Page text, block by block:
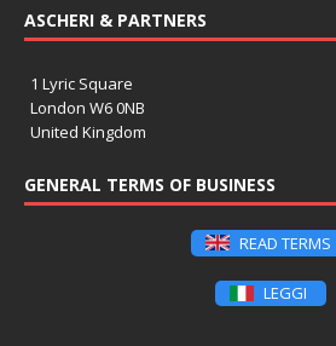
ASCHERI & PARTNERS
1 Lyric Square
London W6 0NB
United Kingdom
GENERAL TERMS OF BUSINESS
READ TERMS
LEGGI